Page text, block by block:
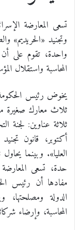
وتجنيد «الحريديم»
واحدة، تقوم على
المحاسبة واستقلال
يخوض رئيس الحكومة
ثلاث معارك صغيرة
ثلاثة عناوين: لجنة
أكتوبر، قانون
العليا». وبينما
حدة، تسعى
مفادها أن رئيس
الدولة
المحاسبة، وإرضاء